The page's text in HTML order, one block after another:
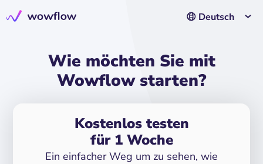
Deutsch
Wie möchten Sie mit
Wowflow starten?
Kostenlos testen
für 1 Woche
Ein einfacher Weg um zu sehen, wie